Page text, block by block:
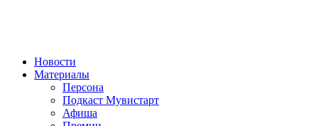
Новости
Материалы
Персона
Подкаст Мувистарт
Афиша